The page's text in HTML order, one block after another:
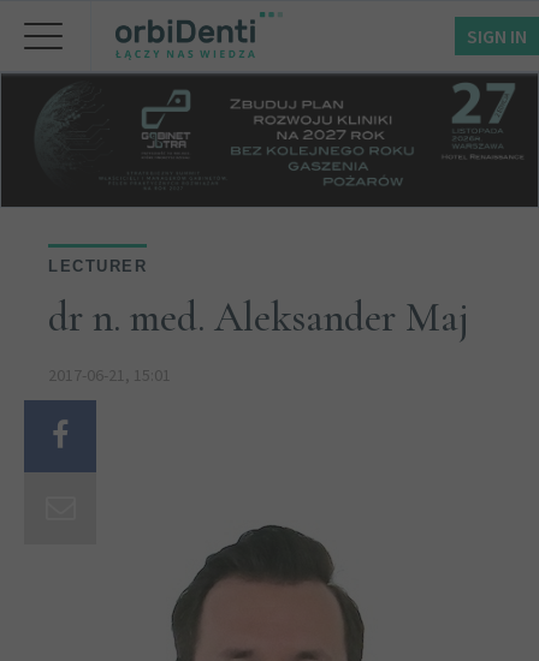
SIGN IN
LECTURER
dr n. med. Aleksander Maj
2017-06-21, 15:01